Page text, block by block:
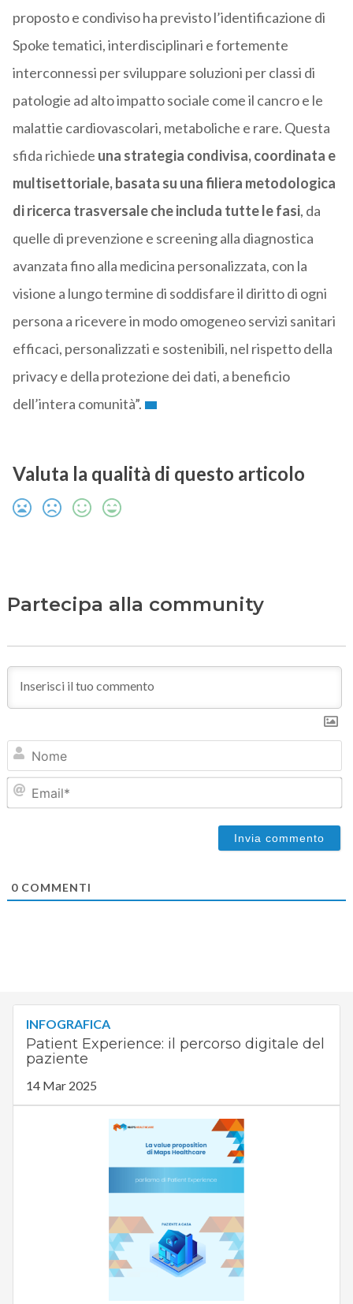
proposto e condiviso ha previsto l’identificazione di
Spoke tematici, interdisciplinari e fortemente
interconnessi per sviluppare soluzioni per classi di
patologie ad alto impatto sociale come il cancro e le
malattie cardiovascolari, metaboliche e rare. Questa
sfida richiede una strategia condivisa, coordinata e
multisettoriale, basata su una filiera metodologica
di ricerca trasversale che includa tutte le fasi, da
quelle di prevenzione e screening alla diagnostica
avanzata fino alla medicina personalizzata, con la
visione a lungo termine di soddisfare il diritto di ogni
persona a ricevere in modo omogeneo servizi sanitari
efficaci, personalizzati e sostenibili, nel rispetto della
privacy e della protezione dei dati, a beneficio
dell’intera comunità”.
Valuta la qualità di questo articolo
Partecipa alla community
0COMMENTI
INFOGRAFICA
Patient Experience: il percorso digitale del
paziente
14 Mar 2025